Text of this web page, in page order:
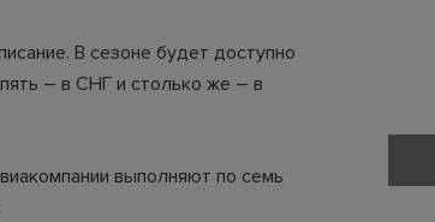
В сезоне будет доступно
пять – в СНГ и столько же – в
выполняют по семь